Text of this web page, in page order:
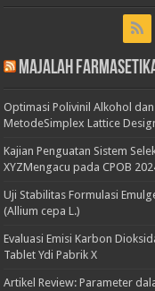
Majalah
Optimasi Polivinil Alkohol
MetodeSimplex Lattice
Kajian Penguatan Sistem
XYZMengacu pada CPOB
Uji Stabilitas Formulasi
(Allium cepa L.)
Evaluasi Emisi Karbon
Tablet Ydi Pabrik X
Artikel Review: Parameter